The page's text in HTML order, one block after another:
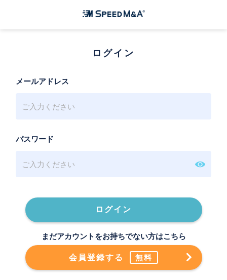
ログイン
メールアドレス
パスワード
ログイン
まだアカウントをお持ちでない方はこちら
会員登録する 無料